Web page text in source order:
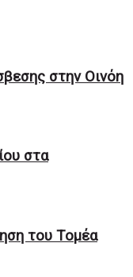
στην Οινόη
στα
του Tομέα